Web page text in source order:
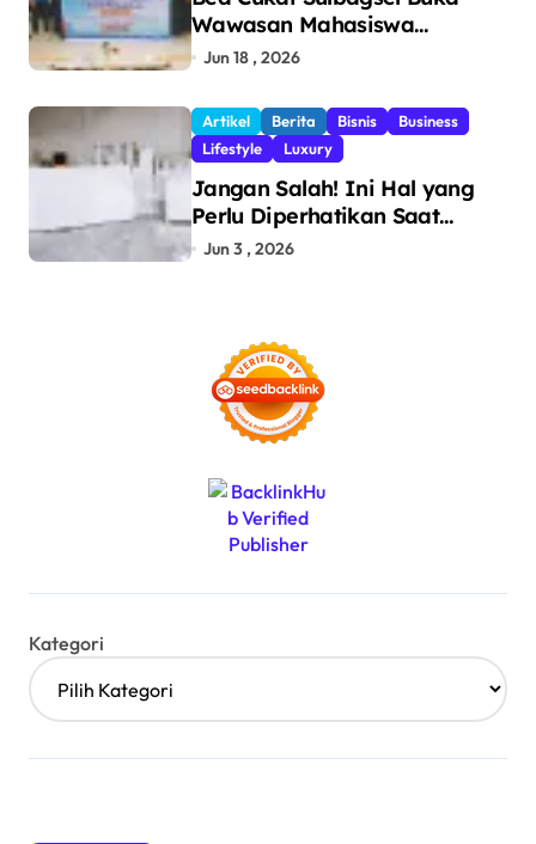
Wawasan Mahasiswa
Politeknik Bosowa tentang
dan Pencegahan Barang
Ilegal
Jun 18 , 2026
Artikel Berita Bisnis
Business
Lifestyle
Luxury
Jangan Salah! Ini Hal yang
Perlu Diperhatikan Saat
Pasang Big Slab
Jun 3 , 2026
Kategori